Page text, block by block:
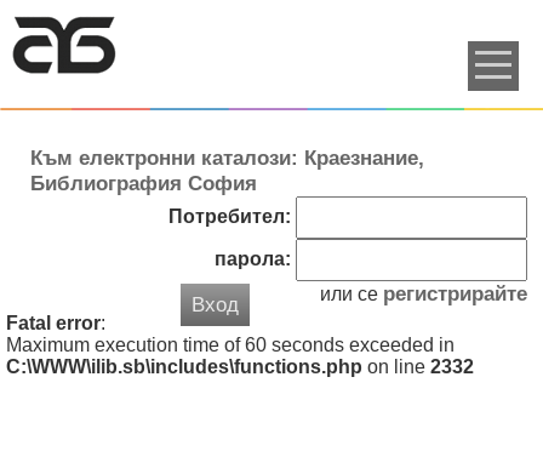
Към електронни каталози: Краезнание,
Библиография София
Потребител:
парола:
Вход или се регистрирайте
Fatal error:
Maximum execution time of 60 seconds exceeded in
C:\WWW\ilib.sb\includes\functions.php on line 2332